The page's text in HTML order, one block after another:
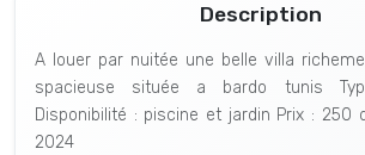
Description
A louer par nuitée une belle villa
spacieuse située a bardo tunis
Disponibilité : piscine et jardin Prix : 250
2024